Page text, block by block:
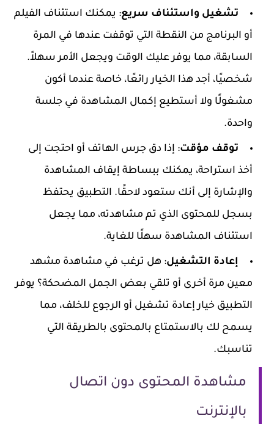
تشغيل واستئناف سريع: يمكنك استئناف الفيلم
أو البرنامج من النقطة التي توقفت عندها في المرة
السابقة، مما يوفر عليك الوقت ويجعل الأمر سهلاً.
شخصيًا، أجد هذا الخيار رائعًا، خاصة عندما أكون
مشغولًا ولا أستطيع إكمال المشاهدة في جلسة
واحدة.
توقف مؤقت: إذا دق جرس الهاتف أو احتجت إلى
أخذ استراحة، يمكنك ببساطة إيقاف المشاهدة
والإشارة إلى أنك ستعود لاحقًا. التطبيق يحتفظ
بسجل للمحتوى الذي تم مشاهدته، مما يجعل
استئناف المشاهدة سهلًا للغاية.
إعادة التشغيل: هل ترغب في مشاهدة مشهد
معين مرة أخرى أو تلقي بعض الجمل المضحكة؟ يوفر
التطبيق خيار إعادة تشغيل أو الرجوع للخلف، مما
يسمح لك بالاستمتاع بالمحتوى بالطريقة التي
تناسبك.
مشاهدة المحتوى دون اتصال
بالإنترنت